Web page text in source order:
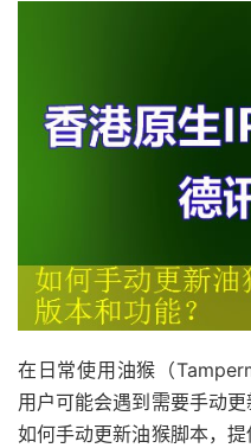
在日常使用油猴（
用户可能会遇到需要手动
如何手动更新油猴脚本，